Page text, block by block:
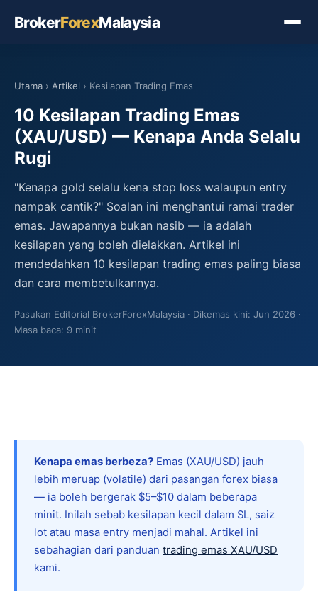
BrokerForexMalaysia
Utama › Artikel › Kesilapan Trading Emas
10 Kesilapan Trading Emas
(XAU/USD) — Kenapa Anda Selalu
Rugi
"Kenapa gold selalu kena stop loss walaupun entry
nampak cantik?" Soalan ini menghantui ramai trader
emas. Jawapannya bukan nasib — ia adalah
kesilapan yang boleh dielakkan. Artikel ini
mendedahkan 10 kesilapan trading emas paling biasa
dan cara membetulkannya.
Pasukan Editorial BrokerForexMalaysia
Dikemas kini: Jun 2026
Masa baca: 9 minit
Kenapa emas berbeza? Emas (XAU/USD) jauh
lebih meruap (volatile) dari pasangan forex biasa
— ia boleh bergerak $5–$10 dalam beberapa
minit. Inilah sebab kesilapan kecil dalam SL, saiz
lot atau masa entry menjadi mahal. Artikel ini
sebahagian dari panduan trading emas XAU/USD
kami.